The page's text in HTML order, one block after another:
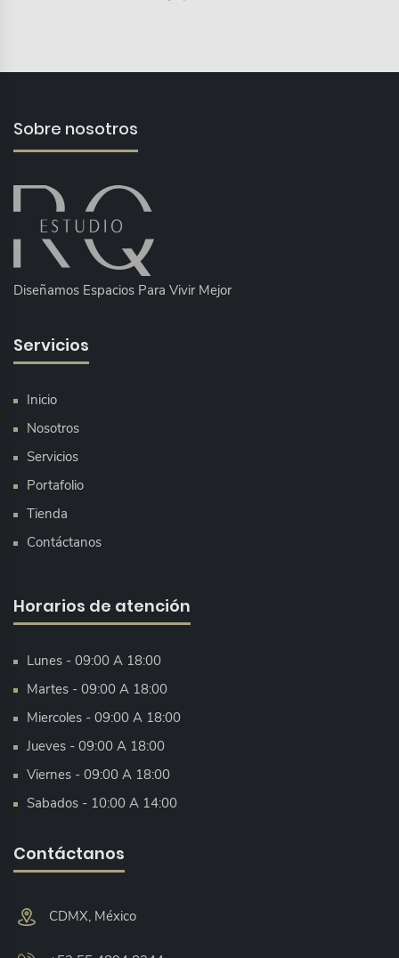
Sobre nosotros
Diseñamos Espacios Para Vivir Mejor
Servicios
Inicio
Nosotros
Servicios
Portafolio
Tienda
Contáctanos
Horarios de atención
Lunes - 09:00 A 18:00
Martes - 09:00 A 18:00
Miercoles - 09:00 A 18:00
Jueves - 09:00 A 18:00
Viernes - 09:00 A 18:00
Sabados - 10:00 A 14:00
Contáctanos
CDMX, México